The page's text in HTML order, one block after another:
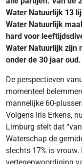
Water Natuurlijk 13
Water Natuurlijk
hard voor
Water Natuurlijk zijn
onder de 30 jaar oud.
De perspectieven
momenteel
mannelijke 60-
Volgens Iris Erkens,
Limburg stelt dat
Waterschap de
slechts 17% is